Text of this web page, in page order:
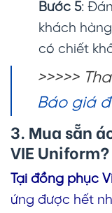
Bước 5:
khách
có chiết
>>>>>
Báo giá
3. Mua sẵn
VIE Uniform?
Tại đồng phục
ứng được hết